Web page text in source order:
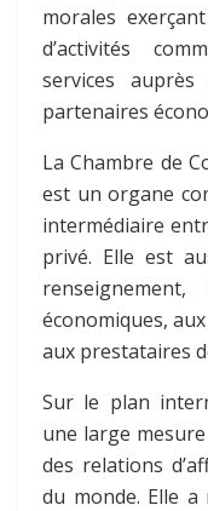
morales
d’activités
services
partenaires
La Chambre de
est un organe
intermédiaire
privé. Elle est
économiques,
aux prestataires
Sur le plan
une large
des relations
du monde. Elle a